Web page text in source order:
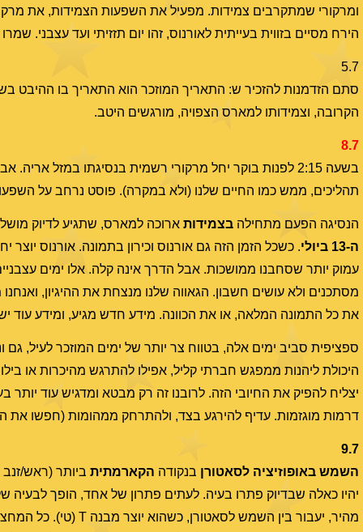
הירח מסיים בזווית בעייתית לאורנוס, זהו יום תזזיתי ועד עצבני.
5.7
סתם הזדמנות להזכיר ש: התאריך המוזכר הוא התאריך בו ההיבט
הקרובה, וצמידותו למארס הצפויה, מורגשים היטב.
8.7
תהליכים, ממש כמו החיים שלנו (ולא במקרה). פוסט נרחב על
הנסיגה הפעם מתחילה בצמידות ארוכה למארס, שתגיע לדיוק מושלם בדיוק 24 שעות אחרי תחילת
ה-13 ביולי
. כשכל הזמן הזה גם אורנוס וכירון בתמונה. אורנוס יוצר
עמוק יותר שסחבנו ממושכות. אבל הדרך אינה קלה. אלו ימים
מסתכנים ולא עושים חשבון. הגאווה שלנו מנצחת את ההיגיון,
את כל התמונה המלאה, או את הכוונה. מידע חדש מגיע, ומידע עוד
ספציפית סביב ימים אלה, בטווח צר יותר של ימים המוזכר לעיל, גם
היכולת ליהנות ממפגש חברתי קליל, אפילו להתרגש מהיכרות או
יצליח להפיק את החיובי הזה. לרובנו זה רק מבטא ומדגיש עוד יותר
דרמות מוגזמות. עדיף להירגע בצד, ולהתרחק ממהומות (חפשו את
9.7
השמש באופוזיציה לסאטורן בנקודה הקארמתית ביותר (ראש/
יהיו כאלה שבדיוק פתרו בעיה. לעתים פתרון של אחד, הופך לבעיה
מהיר, יעבור בין השמש לסאטורן, כשהוא יוצר מבנה T (טי). כל המחצית הראשונה של יולי נפיצה,